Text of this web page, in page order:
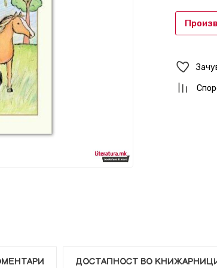
ДОСТАПНОСТ ВО